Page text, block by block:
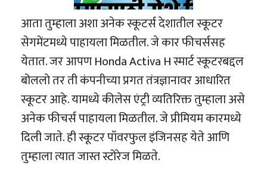
आता तुम्हाला अशा अनेक स्कूटर्स देशातील स्कूटर
सेगमेंटमध्ये पाहायला मिळतील. जे कार फीचर्ससह
येतात. जर आपण Honda Activa H स्मार्ट स्कूटरबद्दल
बोललो तर ती कंपनीच्या प्रगत तंत्रज्ञानावर आधारित
स्कूटर आहे. यामध्ये कीलेस एंट्री व्यतिरिक्त तुम्हाला असे
अनेक फीचर्स पाहायला मिळतील. जे प्रीमियम कारमध्ये
दिली जाते. ही स्कूटर पॉवरफुल इंजिनसह येते आणि
तुम्हाला त्यात जास्त स्टोरेज मिळते.